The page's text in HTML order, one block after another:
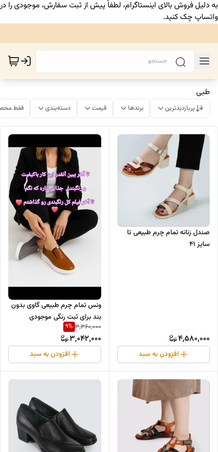
به دلیل فروش بالای اینستاگرام، لطفاً پیش از ثبت سفارش، موجودی را در
واتساپ چک کنید.
طبی
پربازدیدترین برندها قیمت دسته‌بندی فقط
صندل زنانه تمام چرم طبیعی تا
سایز ۴۱
4,580,000
افزودن به سبد
ونس تمام چرم طبیعی گاوی بدون
بند برای ثبت رنگی موجودی
واتس.اپ درخدمتم
3,360,000
9%
3,042,000
افزودن به سبد